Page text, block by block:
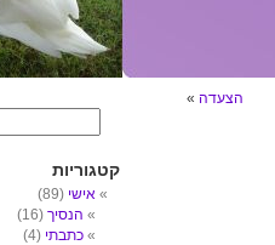
הצעדה »
קטגוריות
אישי (89)
הנסיך (16)
כתבתי (4)